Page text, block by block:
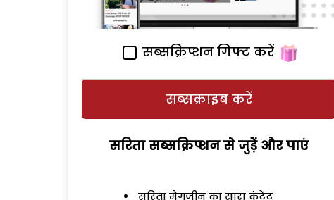
सब्सक्रिप्शन गिफ्ट करें
सब्सक्राइब करें
सरिता सब्सक्रिप्शन से जुड़ेें और पाएं
सरिता मैगजीन का सारा कंटेंट